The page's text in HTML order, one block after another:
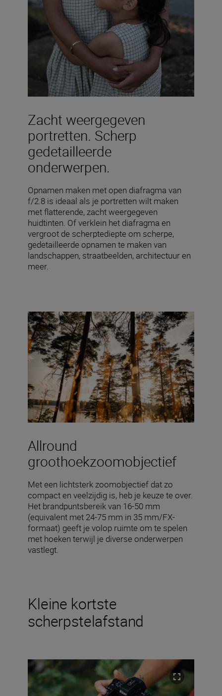
Zacht weergegeven
portretten. Scherp
gedetailleerde
onderwerpen.
Opnamen maken met open diafragma van
f/2.8 is ideaal als je portretten wilt maken
met flatterende, zacht weergegeven
huidtinten. Of verklein het diafragma en
vergroot de scherptediepte om scherpe,
gedetailleerde opnamen te maken van
landschappen, straatbeelden, architectuur en
meer.
Allround
groothoekzoomobjectief
Met een lichtsterk zoomobjectief dat zo
compact en veelzijdig is, heb je keuze te over.
Het brandpuntsbereik van 16-50 mm
(equivalent met 24-75 mm in 35 mm/FX-
formaat) geeft je volop ruimte om te spelen
met hoeken terwijl je diverse onderwerpen
vastlegt.
Kleine kortste
scherpstelafstand